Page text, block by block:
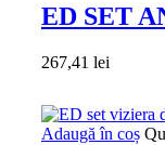
ED SET
267,41 lei
Adaugă în coș